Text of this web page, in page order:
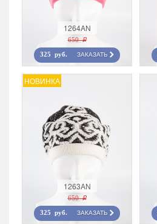
1264AN
650 r
325 руб. ЗАКАЗАТЬ
НОВИНКА
1263AN
650 r
325 руб. ЗАКАЗАТЬ